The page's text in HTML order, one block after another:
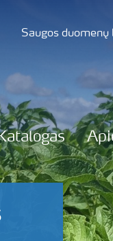
Saugos duomenų